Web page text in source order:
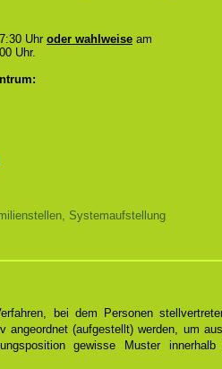
Uhr oder wahlweise am
Uhr.
Systemaufstellung
bei dem Personen
angeordnet (aufgestellt) werden, um
gewisse Muster innerhalb